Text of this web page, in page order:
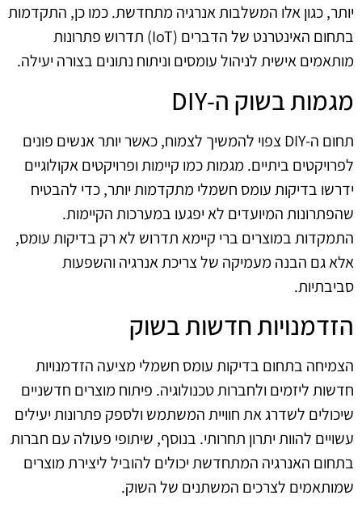
יותר, כגון אלו המשלבות אנרגיה מתחדשת. כמו כן, התקדמות
בתחום האינטרנט של הדברים (IoT) תדרוש פתרונות
מותאמים אישית לניהול עומסים וניתוח נתונים בצורה יעילה.
מגמות בשוק ה-DIY
תחום ה-DIY צפוי להמשיך לצמוח, כאשר יותר אנשים פונים
לפרויקטים ביתיים. מגמות כמו קיימות ופרויקטים אקולוגיים
ידרשו בדיקות עומס חשמלי מתקדמות יותר, כדי להבטיח
שהפתרונות המיועדים לא יפגעו במערכות הקיימות.
התמקדות במוצרים ברי קיימא תדרוש לא רק בדיקות עומס,
אלא גם הבנה מעמיקה של צריכת אנרגיה והשפעות
סביבתיות.
הזדמנויות חדשות בשוק
הצמיחה בתחום בדיקות עומס חשמלי מציעה הזדמנויות
חדשות ליזמים ולחברות טכנולוגיה. פיתוח מוצרים חדשניים
שיכולים לשדרג את חוויית המשתמש ולספק פתרונות יעילים
עשויים להוות יתרון תחרותי. בנוסף, שיתופי פעולה עם חברות
בתחום האנרגיה המתחדשת יכולים להוביל ליצירת מוצרים
שמותאמים לצרכים המשתנים של השוק.